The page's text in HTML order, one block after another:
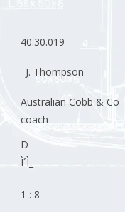
40.30.019
J. Thompson
Australian Cobb & Co
coach
D
Ì´Ì_
1 : 8